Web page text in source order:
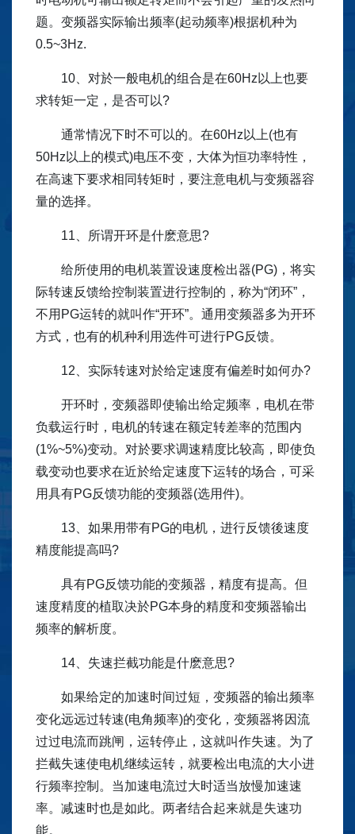
题。变频器实际输出频率(起动频率)根据机种为
0.5~3Hz.
10、对於一般电机的组合是在60Hz以上也要
求转矩一定，是否可以?
通常情况下时不可以的。在60Hz以上(也有
50Hz以上的模式)电压不变，大体为恒功率特性，
在高速下要求相同转矩时，要注意电机与变频器容
量的选择。
11、所谓开环是什麽意思?
给所使用的电机装置设速度检出器(PG)，将实
际转速反馈给控制装置进行控制的，称为“闭环”，
不用PG运转的就叫作“开环”。通用变频器多为开环
方式，也有的机种利用选件可进行PG反馈。
12、实际转速对於给定速度有偏差时如何办?
开环时，变频器即使输出给定频率，电机在带
负载运行时，电机的转速在额定转差率的范围内
(1%~5%)变动。对於要求调速精度比较高，即使负
载变动也要求在近於给定速度下运转的场合，可采
用具有PG反馈功能的变频器(选用件)。
13、如果用带有PG的电机，进行反馈後速度
精度能提高吗?
具有PG反馈功能的变频器，精度有提高。但
速度精度的植取决於PG本身的精度和变频器输出
频率的解析度。
14、失速拦截功能是什麽意思?
如果给定的加速时间过短，变频器的输出频率
变化远远过转速(电角频率)的变化，变频器将因流
过过电流而跳闸，运转停止，这就叫作失速。为了
拦截失速使电机继续运转，就要检出电流的大小进
行频率控制。当加速电流过大时适当放慢加速速
率。减速时也是如此。两者结合起来就是失速功
能。